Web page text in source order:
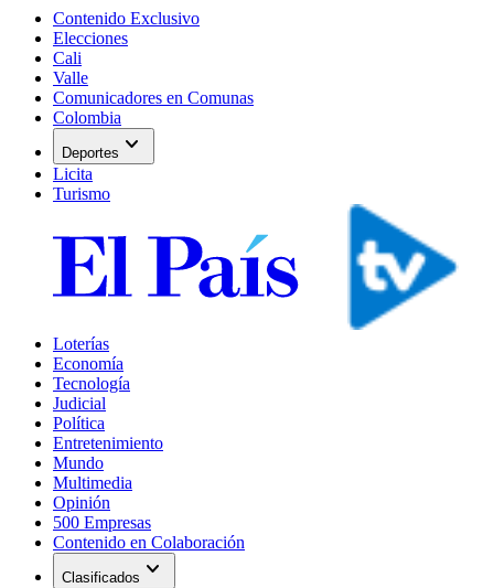
Contenido Exclusivo
Elecciones
Cali
Valle
Comunicadores en Comunas
Colombia
Deportes expand_more
Licita
Turismo
Loterías
Economía
Tecnología
Judicial
Política
Entretenimiento
Mundo
Multimedia
Opinión
500 Empresas
Contenido en Colaboración
Clasificados expand_more